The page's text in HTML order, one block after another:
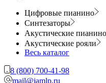
Цифровые пианино
Синтезаторы
Акустические пианино
Акустические рояли
Весь каталог
8 (800) 700-41-98
mail@iamlp.ru